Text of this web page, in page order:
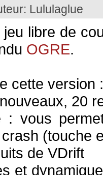
Lululaglue
jeu libre de
OGRE.
cette version :
20
: vous
(touche
de VDrift
et